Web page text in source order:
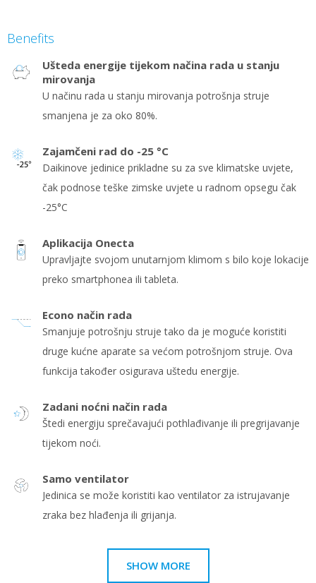
Benefits
Ušteda energije tijekom načina rada u stanju
mirovanja
U načinu rada u stanju mirovanja potrošnja struje
smanjena je za oko 80%.
Zajamčeni rad do -25 °C
Daikinove jedinice prikladne su za sve klimatske uvjete,
čak podnose teške zimske uvjete u radnom opsegu čak
-25°C
Aplikacija Onecta
Upravljajte svojom unutarnjom klimom s bilo koje lokacije
preko smartphonea ili tableta.
Econo način rada
Smanjuje potrošnju struje tako da je moguće koristiti
druge kućne aparate sa većom potrošnjom struje. Ova
funkcija također osigurava uštedu energije.
Zadani noćni način rada
Štedi energiju sprečavajući pothlađivanje ili pregrijavanje
tijekom noći.
Samo ventilator
Jedinica se može koristiti kao ventilator za istrujavanje
zraka bez hlađenja ili grijanja.
SHOW MORE